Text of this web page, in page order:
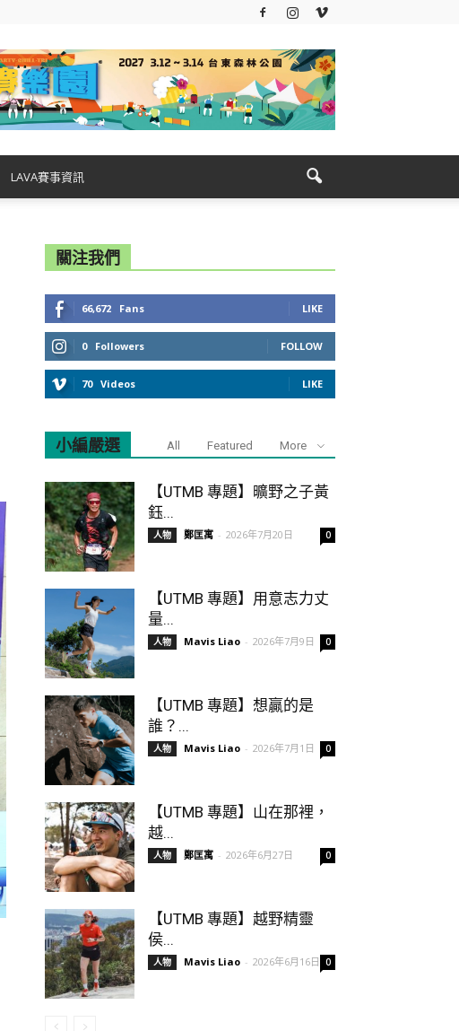
LAVA賽事資訊
關注我們
66,672 Fans LIKE
0 Followers FOLLOW
70 Videos LIKE
小編嚴選 All Featured More
【UTMB 專題】曠野之子黃
鈺...
人物 鄭匡寓 - 2026年7月20日 0
【UTMB 專題】用意志力丈
量...
人物 Mavis Liao - 2026年7月9日 0
【UTMB 專題】想贏的是
誰？...
人物 Mavis Liao - 2026年7月1日 0
【UTMB 專題】山在那裡，
越...
人物 鄭匡寓 - 2026年6月27日 0
【UTMB 專題】越野精靈
侯...
人物 Mavis Liao - 2026年6月16日 0